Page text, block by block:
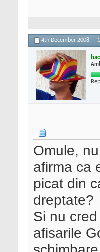
4th December 2008,
Omule,
afirma ca
picat din
dreptate?
Si nu
afisarile